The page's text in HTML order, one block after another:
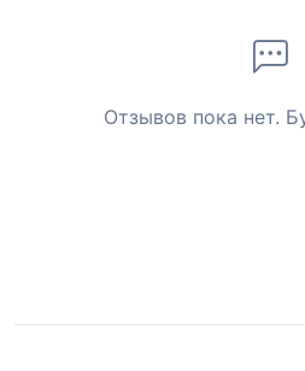
Отзывов пока нет.